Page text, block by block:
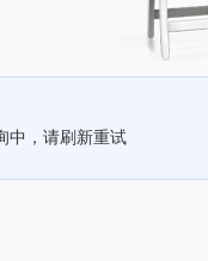
中，请刷新重试